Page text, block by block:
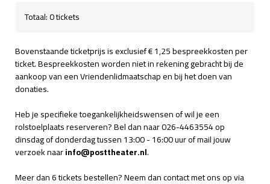
Totaal: 0 tickets
Bovenstaande ticketprijs is exclusief € 1,25 bespreekkosten per
ticket. Bespreekkosten worden niet in rekening gebracht bij de
aankoop van een Vriendenlidmaatschap en bij het doen van
donaties.
Heb je specifieke toegankelijkheidswensen of wil je een
rolstoelplaats reserveren? Bel dan naar 026-4463554 op
dinsdag of donderdag tussen 13:00 - 16:00 uur of mail jouw
verzoek naarinfo@posttheater.nl.
Meer dan 6 tickets bestellen? Neem dan contact met ons op via